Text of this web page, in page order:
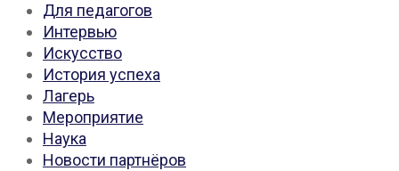
Для педагогов
Интервью
Искусство
История успеха
Лагерь
Мероприятие
Наука
Новости партнёров